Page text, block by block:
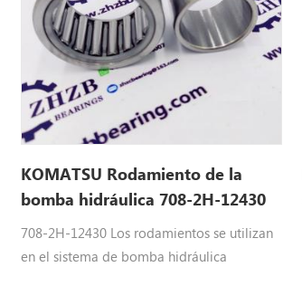
KOMATSU Rodamiento de la
bomba hidráulica 708-2H-12430
7082h12430
708-2H-12430 Los rodamientos se utilizan
en el sistema de bomba hidráulica